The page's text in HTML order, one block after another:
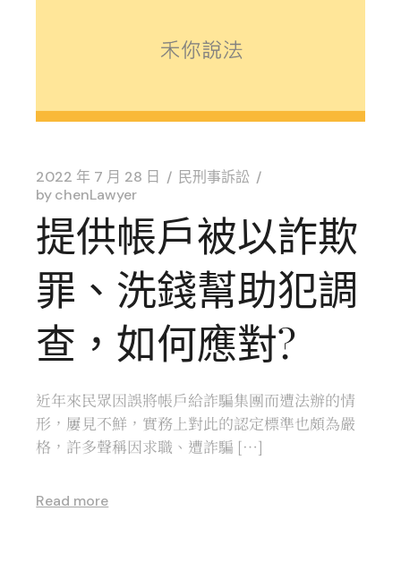
2022 年 7 月 28 日
民刑事訴訟
bychenLawyer
提供帳戶被以詐欺
罪、洗錢幫助犯調
查，如何應對?
近年來民眾因誤將帳戶給詐騙集團而遭法辦的情
形，屢見不鮮，實務上對此的認定標準也頗為嚴
格，許多聲稱因求職、遭詐騙 […]
Read more